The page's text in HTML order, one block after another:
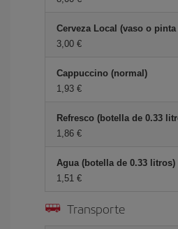
Cerveza Local (vaso o
3,00 €
Cappuccino (normal)
1,93 €
Refresco (botella de 0.33
1,86 €
Agua (botella de 0.33 litros)
1,51 €
Transporte